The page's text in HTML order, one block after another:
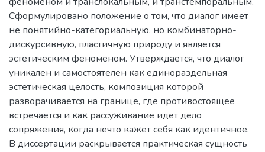
Сформулировано положение о том, что диалог имеет
не понятийно-категориальную, но комбинаторно-
дискурсивную, пластичную природу и является
эстетическим феноменом. Утверждается, что диалог
уникален и самостоятелен как единораздельная
эстетическая целость, композиция которой
разворачивается на границе, где противостоящее
встречается и как рассуживание идет дело
сопряжения, когда нечто кажет себя как идентичное.
В диссертации раскрывается практическая сущность